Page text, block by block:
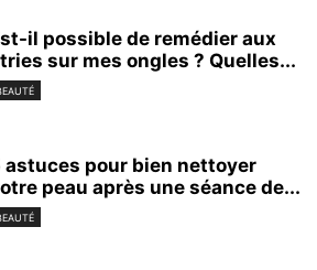
il possible de remédier aux
sur mes ongles ? Quelles...
astuces pour bien nettoyer
peau après une séance de...